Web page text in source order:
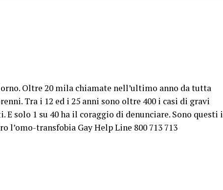
Oltre 20 mila chiamate nell’ultimo anno da tutta
Tra i 12 ed i 25 anni sono oltre 400 i casi di gravi
solo 1 su 40 ha il coraggio di denunciare. Sono questi i
transfobia Gay Help Line 800 713 713